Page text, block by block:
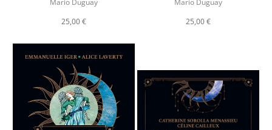
25,00 €
25,00 €